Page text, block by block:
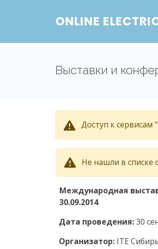
ONLINE
Выставки и
Доступ к сервисам
Не нашли в списке
Международная
30.09.2014
Дата проведения:30
Организатор: ITE